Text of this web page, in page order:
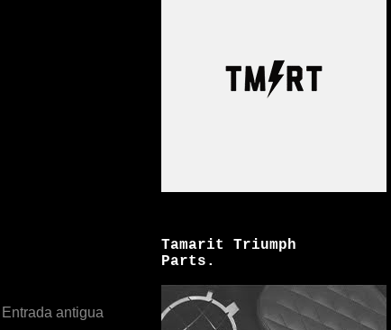
Entrada antigua
Tamarit Triumph
Parts.